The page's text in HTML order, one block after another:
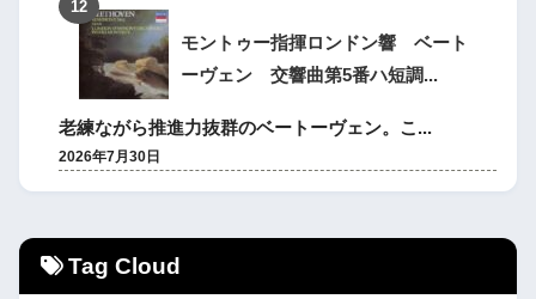
モントゥー指揮ロンドン響 ベート
ーヴェン 交響曲第5番ハ短調...
老練ながら推進力抜群のベートーヴェン。こ...
2026年7月30日
Tag Cloud